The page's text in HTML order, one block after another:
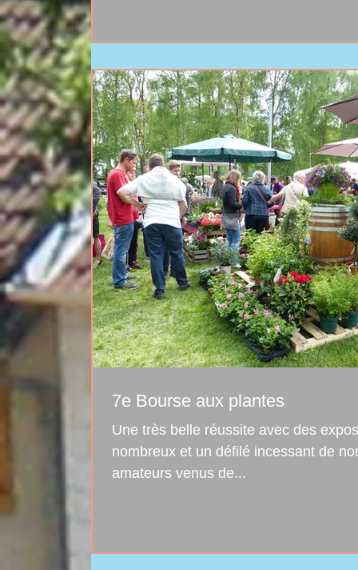
7e Bourse aux plantes
Une très belle réussite avec des exposants
nombreux et un défilé incessant de
amateurs venus de...